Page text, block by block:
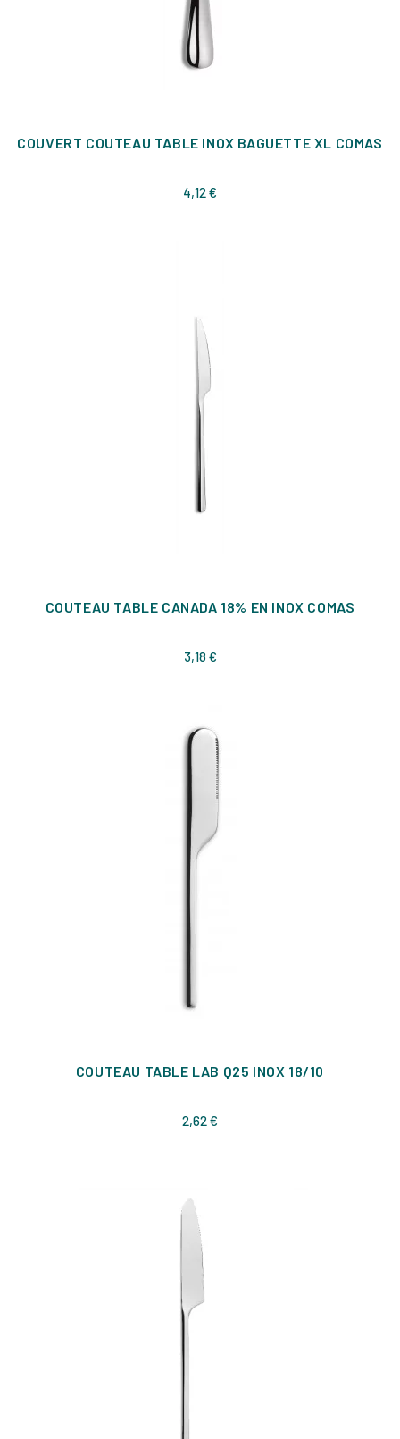
COUVERT COUTEAU TABLE INOX BAGUETTE XL COMAS
4,12 €
COUTEAU TABLE CANADA 18% EN INOX COMAS
3,18 €Prix
COUTEAU TABLE LAB Q25 INOX 18/10
2,62 €Prix